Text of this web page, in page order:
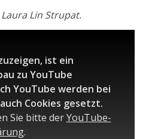
Lin Strupat.
ist ein
zu YouTube
YouTube werden bei
Cookies gesetzt.
Sie bitte derYouTube-
.